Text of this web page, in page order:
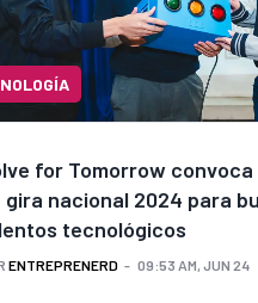
for Tomorrow convoca
gira nacional 2024 para
tecnológicos
ENTREPRENERD 09:53 AM, JUN 24